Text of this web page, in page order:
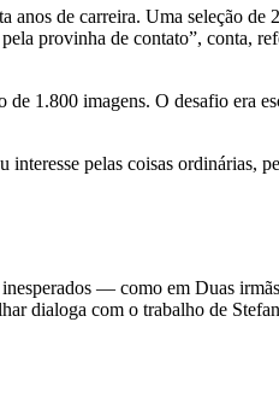
de carreira. Uma seleção de
provinha de contato”, conta,
1.800 imagens. O desafio era
pelas coisas ordinárias,
— como em Duas
dialoga com o trabalho de